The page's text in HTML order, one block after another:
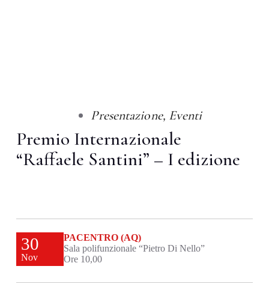
Presentazione, Eventi
Premio Internazionale
“Raffaele Santini” – I edizione
30
Nov
PACENTRO (AQ)
Sala polifunzionale “Pietro Di Nello”
Ore 10,00